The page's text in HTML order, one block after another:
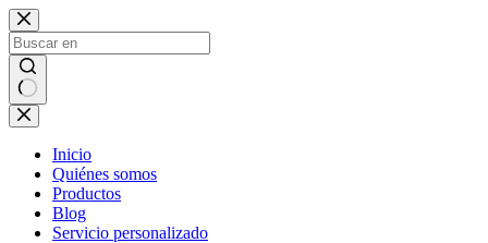
Ir
al
contenido
Sin
resultados
Inicio
Quiénes somos
Productos
Blog
Servicio personalizado